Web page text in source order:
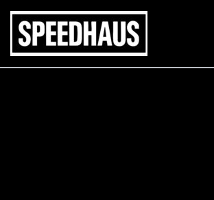
Siirry
sisältöön